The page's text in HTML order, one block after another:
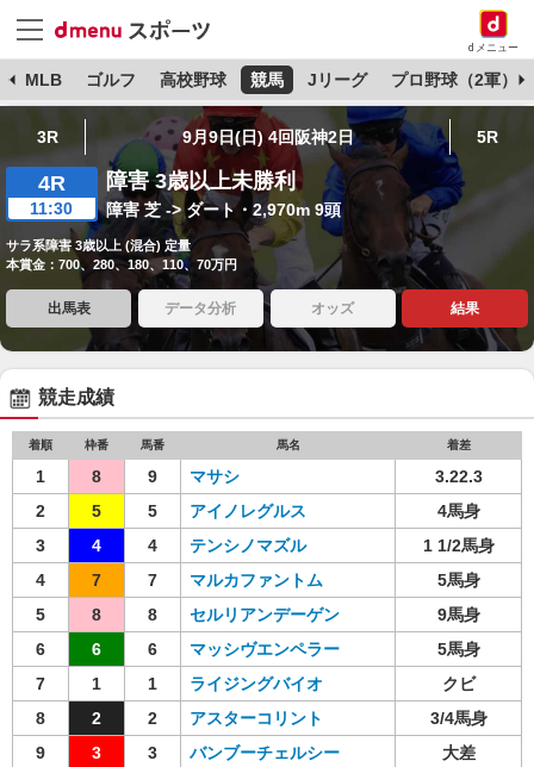
dメニュー
MLB ゴルフ 高校野球 競馬 Jリーグ プロ野球（2軍）
3R 9月9日(日) 4回阪神2日 5R
4R
11:30
障害 3歳以上未勝利
障害 芝 -> ダート・2,970m 9頭
サラ系障害 3歳以上 (混合) 定量
本賞金：700、280、180、110、70万円
出馬表 データ分析 オッズ 結果
競走成績
着順 枠番 馬番 馬名 着差
1 8 9 マサシ
3.22.3
2
5 5 アイノレグルス
4馬身
3
4 4 テンシノマズル
1 1/2馬身
4
7 7 マルカファントム
5馬身
5
8 8 セルリアンデーゲン
9馬身
6
6 6 マッシヴエンペラー
5馬身
7
1 1 ライジングバイオ
クビ
8
2 2 アスターコリント
3/4馬身
9
3 3 バンブーチェルシー 大差